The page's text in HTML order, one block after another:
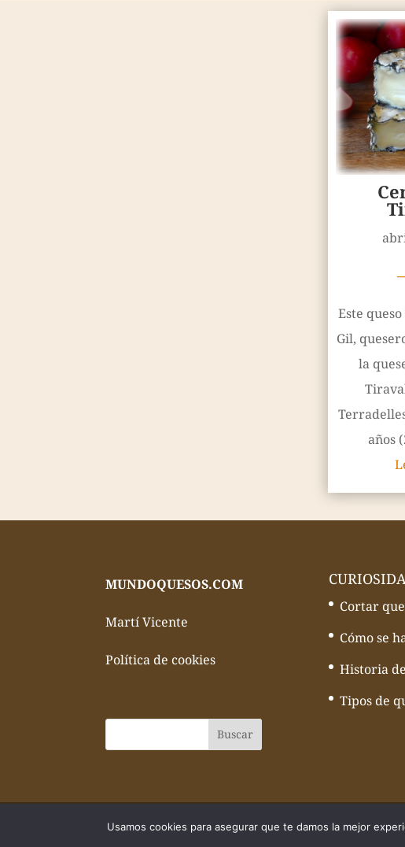
Este
Gil,
la
años
MUNDOQUESOS.COM
Martí Vicente
Política de cookies
Cortar
Cómo se
Historia
Tipos de
© Todos los derechos reservados Mundoquesos
Usamos cookies para asegurar que te damos la mejor